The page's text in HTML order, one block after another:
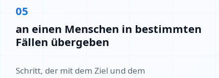
05
an einen Menschen in bestimmten
Fällen übergeben
Schritt, der mit dem Ziel und dem